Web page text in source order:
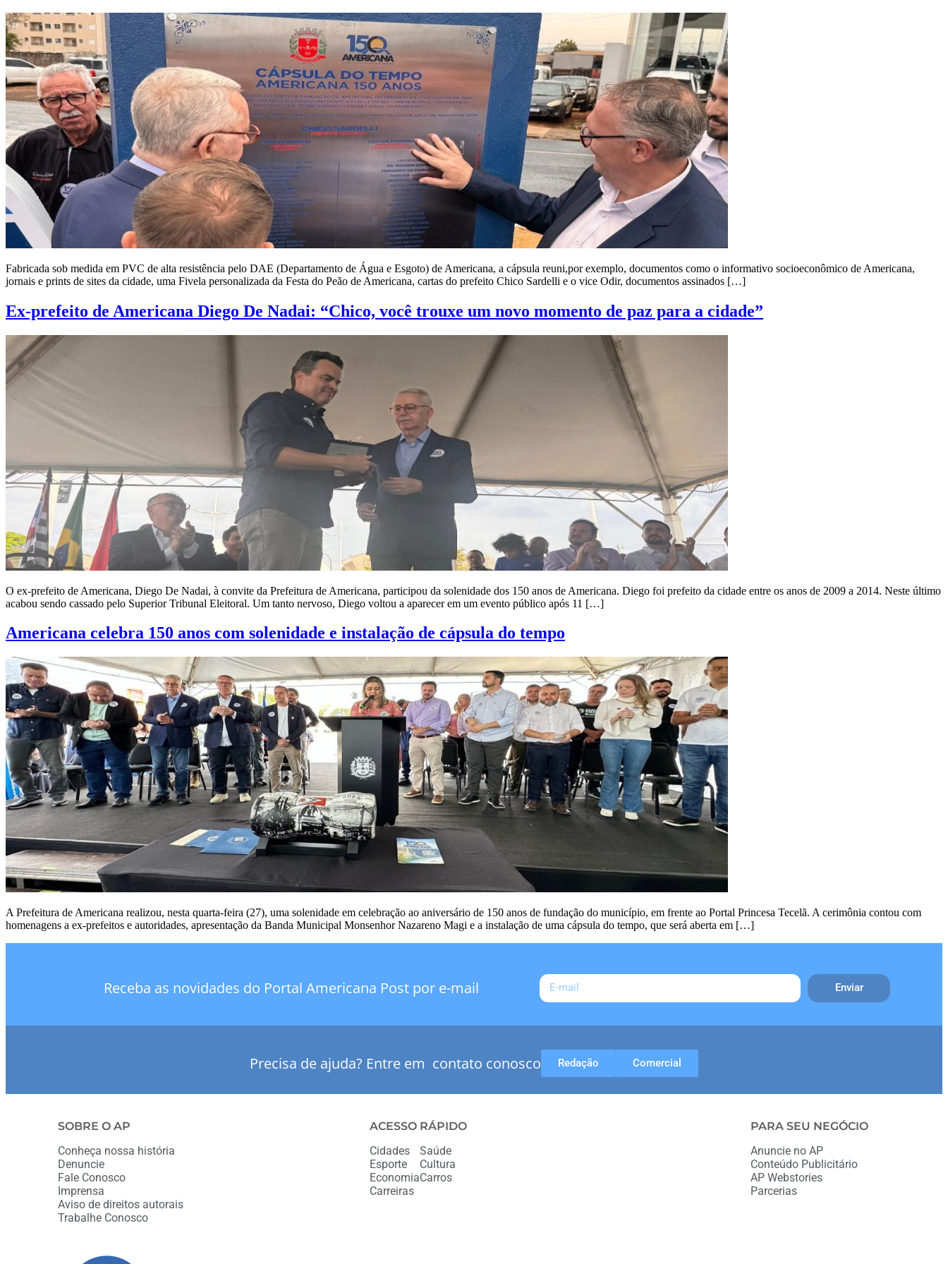
Fabricada sob medida em PVC de alta resistência pelo DAE (Departamento de Água e Esgoto) de Americana, a cápsula reuni,por exemplo, documentos como o informativo socioeconômico de Americana,
jornais e prints de sites da cidade, uma Fivela personalizada da Festa do Peão de Americana, cartas do prefeito Chico Sardelli e o vice Odir, documentos assinados […]
Ex-prefeito de Americana Diego De Nadai: “Chico, você trouxe um novo momento de paz para a cidade”
O ex-prefeito de Americana, Diego De Nadai, à convite da Prefeitura de Americana, participou da solenidade dos 150 anos de Americana. Diego foi prefeito da cidade entre os anos de 2009 a 2014. Neste último
acabou sendo cassado pelo Superior Tribunal Eleitoral. Um tanto nervoso, Diego voltou a aparecer em um evento público após 11 […]
Americana celebra 150 anos com solenidade e instalação de cápsula do tempo
A Prefeitura de Americana realizou, nesta quarta-feira (27), uma solenidade em celebração ao aniversário de 150 anos de fundação do município, em frente ao Portal Princesa Tecelã. A cerimônia contou com
homenagens a ex-prefeitos e autoridades, apresentação da Banda Municipal Monsenhor Nazareno Magi e a instalação de uma cápsula do tempo, que será aberta em […]
Receba as novidades do Portal Americana Post por e-mail Enviar
Precisa de ajuda? Entre em contato conosco Redação Comercial
SOBRE O AP
Conheça nossa história
Denuncie
Fale Conosco
Imprensa
Aviso de direitos autorais
Trabalhe Conosco
ACESSO RÁPIDO
Cidades
Esporte
Economia
Carreiras
Saúde
Cultura
Carros
PARA SEU NEGÓCIO
Anuncie no AP
Conteúdo Publicitário
AP Webstories
Parcerias